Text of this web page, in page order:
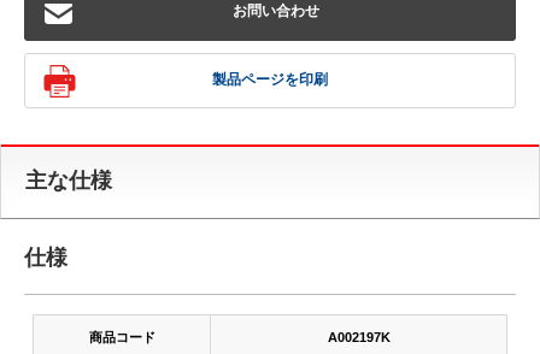
お問い合わせ
製品ページを印刷
主な仕様
仕様
商品コード A002197K